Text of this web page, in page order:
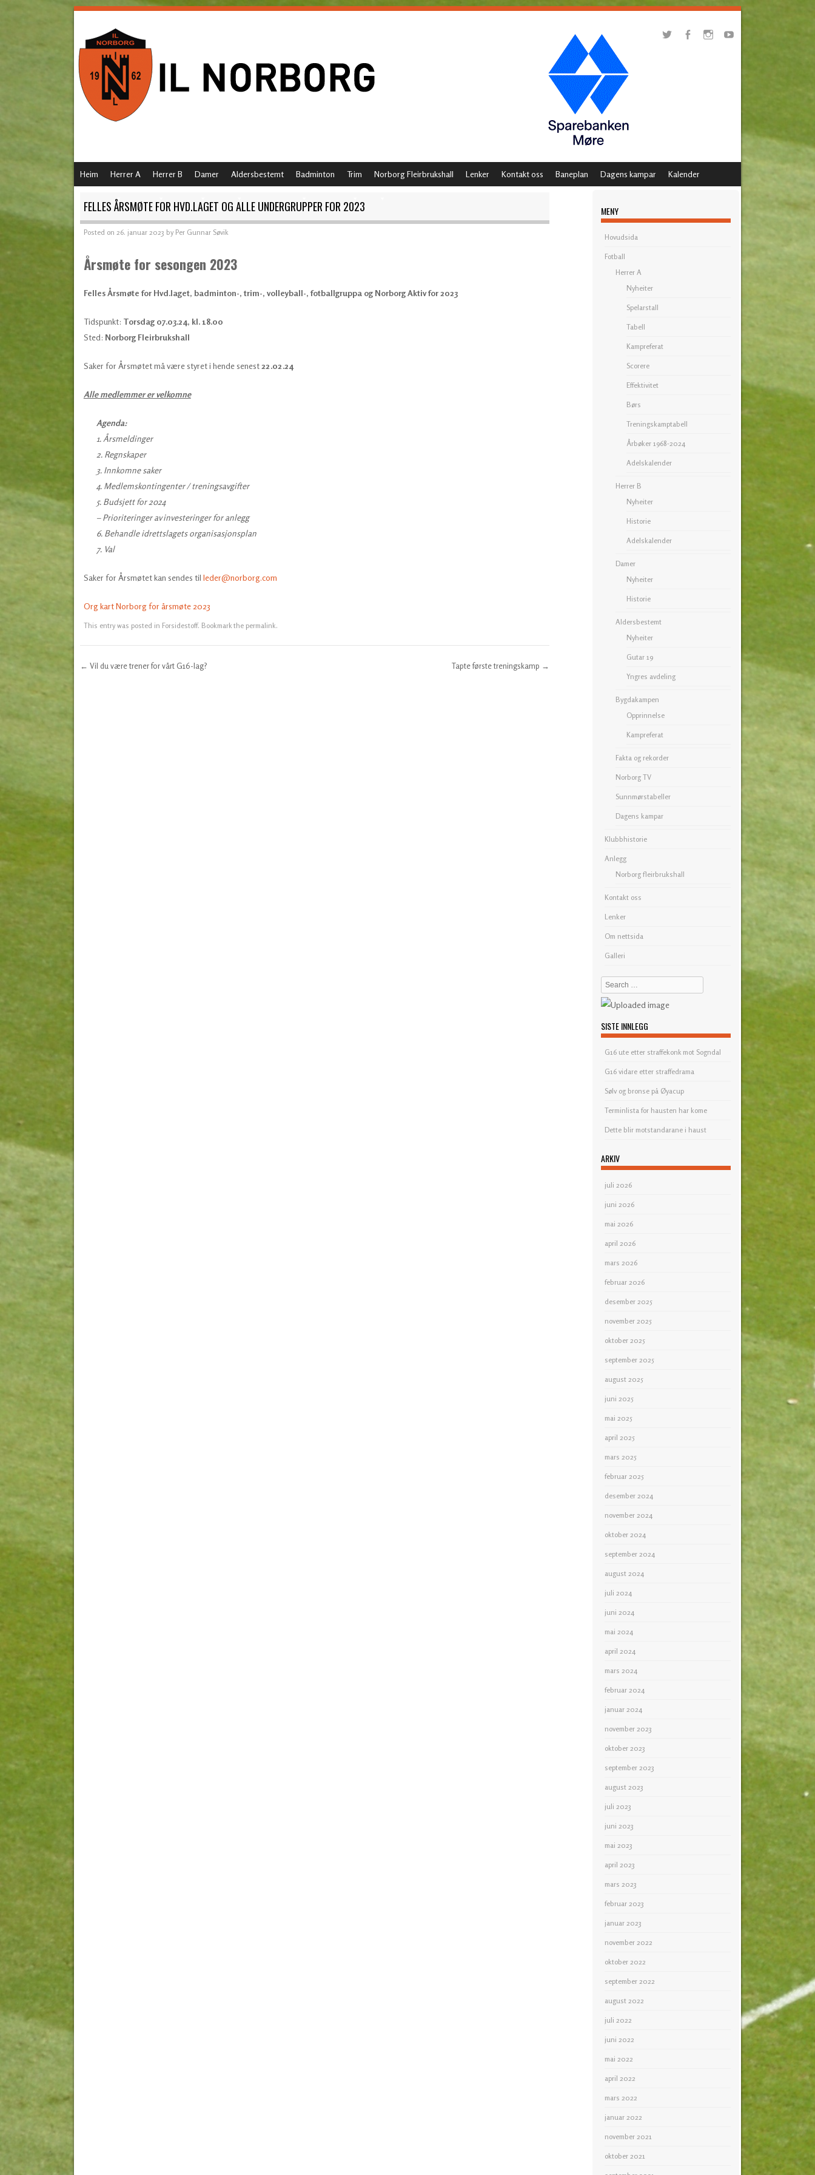
MENU
SKIP TO CONTENT
Heim Herrer A Herrer B Damer Aldersbestemt Badminton Trim Norborg Fleirbrukshall Lenker Kontakt oss Baneplan Dagens kampar Kalender
FELLES ÅRSMØTE FOR HVD.LAGET OG ALLE UNDERGRUPPER FOR 2023
Posted on 26. januar 2023 by Per Gunnar Søvik
Årsmøte for sesongen 2023
Felles Årsmøte for Hvd.laget, badminton-, trim-, volleyball-, fotballgruppa og Norborg Aktiv for 2023
Tidspunkt: Torsdag 07.03.24, kl. 18.00
Sted: Norborg Fleirbrukshall
Saker for Årsmøtet må være styret i hende senest 22.02.24
Alle medlemmer er velkomne
Agenda:
1. Årsmeldinger
2. Regnskaper
3. Innkomne saker
4. Medlemskontingenter / treningsavgifter
5. Budsjett for 2024
– Prioriteringer av investeringer for anlegg
6. Behandle idrettslagets organisasjonsplan
7. Val
Saker for Årsmøtet kan sendes til leder@norborg.com
Org kart Norborg for årsmøte 2023
This entry was posted in Forsidestoff. Bookmark the permalink.
← Vil du være trener for vårt G16-lag? Tapte første treningskamp →
MENY
Hovudsida
Fotball
Herrer A
Nyheiter
Spelarstall
Tabell
Kampreferat
Scorere
Effektivitet
Børs
Treningskamptabell
Årbøker 1968-2024
Adelskalender
Herrer B
Nyheiter
Historie
Adelskalender
Damer
Nyheiter
Historie
Aldersbestemt
Nyheiter
Gutar 19
Yngres avdeling
Bygdakampen
Opprinnelse
Kampreferat
Fakta og rekorder
Norborg TV
Sunnmørstabeller
Dagens kampar
Klubbhistorie
Anlegg
Norborg fleirbrukshall
Kontakt oss
Lenker
Om nettsida
Galleri
Search
SISTE INNLEGG
G16 ute etter straffekonk mot Sogndal
G16 vidare etter straffedrama
Sølv og bronse på Øyacup
Terminlista for hausten har kome
Dette blir motstandarane i haust
ARKIV
juli 2026
juni 2026
mai 2026
april 2026
mars 2026
februar 2026
desember 2025
november 2025
oktober 2025
september 2025
august 2025
juni 2025
mai 2025
april 2025
mars 2025
februar 2025
desember 2024
november 2024
oktober 2024
september 2024
august 2024
juli 2024
juni 2024
mai 2024
april 2024
mars 2024
februar 2024
januar 2024
november 2023
oktober 2023
september 2023
august 2023
juli 2023
juni 2023
mai 2023
april 2023
mars 2023
februar 2023
januar 2023
november 2022
oktober 2022
september 2022
august 2022
juli 2022
juni 2022
mai 2022
april 2022
mars 2022
januar 2022
november 2021
oktober 2021